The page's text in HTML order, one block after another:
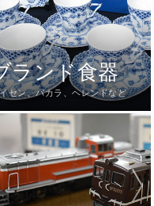
ランド食器
セン、バカラ、ヘレンドなど